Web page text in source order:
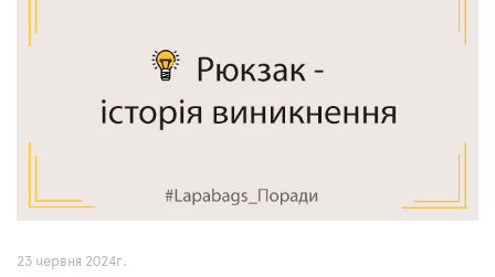
23 червня 2024г.